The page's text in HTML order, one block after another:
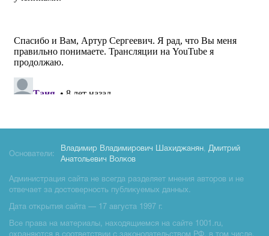
Основатели:
Владимир Владимирович Шахиджанян, Дмитрий
Анатольевич Волков
Администрация сайта не всегда разделяет мнения авторов и не
отвечает за достоверность публикуемых данных.
Дата открытия сайта — 17 августа 1997 г.
Все права на материалы, находящиемся на сайте 1001.ru,